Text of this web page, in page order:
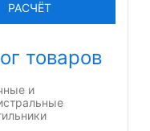
РАСЧЁТ
товаров
и